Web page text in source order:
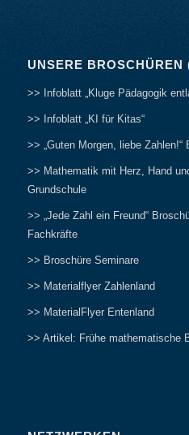
UNSERE BROSCHÜREN
>> Infoblatt „Kluge Pädagogik
>> Infoblatt „KI für Kitas“
>> „Guten Morgen, liebe Zahlen!“
>> Mathematik mit Herz, Hand
Grundschule
>> „Jede Zahl ein Freund“
Fachkräfte
>> Broschüre Seminare
>> Materialflyer Zahlenland
>> MaterialFlyer Entenland
>> Artikel: Frühe mathematische